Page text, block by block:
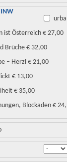
ist Österreich € 27,00
Brüche € 32,00
– Herzl € 21,00
€ 13,00
Flucht in die Freiheit € 35,00
Brücken, Beziehungen,